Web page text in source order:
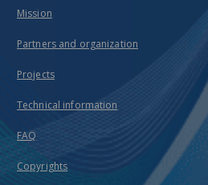
Mission
Partners and organization
Projects
Technical information
FAQ
Copyrights